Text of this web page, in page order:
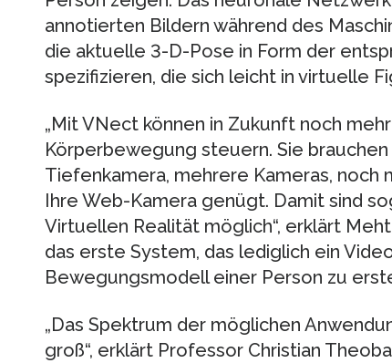
annotierten Bildern während des
die aktuelle 3-D-Pose in Form der
spezifizieren, die sich leicht in virtuelle
„Mit VNect können in Zukunft noch
Körperbewegung steuern. Sie
Tiefenkamera, mehrere Kameras, noch
Ihre Web-Kamera genügt. Damit sind
Virtuellen Realität möglich“, erklärt
das erste System, das lediglich ein
Bewegungsmodell einer Person zu
„Das Spektrum der möglichen
groß“, erklärt Professor Christian